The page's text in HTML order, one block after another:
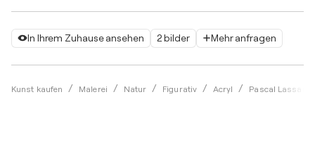
In Ihrem Zuhause ansehen 2 bilder Mehr anfragen
Kunst kaufen Malerei Natur Figurativ Acryl Pascal Lassarre